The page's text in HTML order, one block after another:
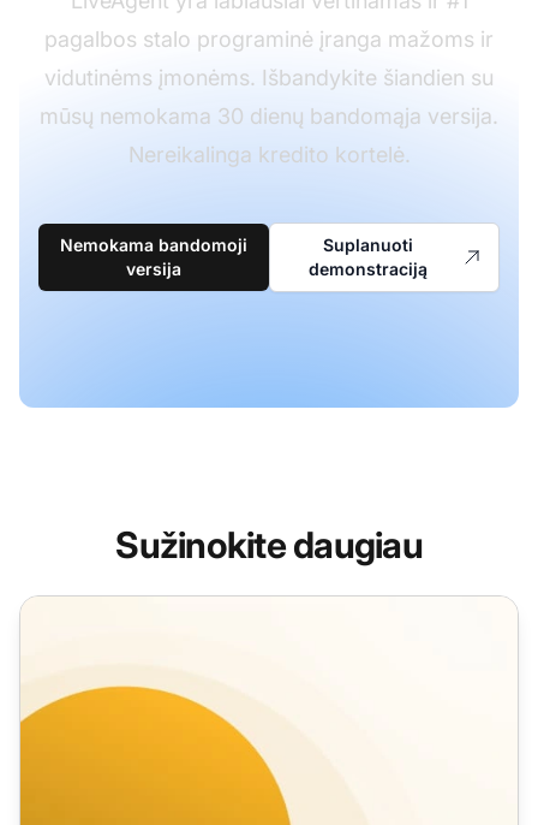
pagalbos stalo programinė įranga mažoms ir
vidutinėms įmonėms. Išbandykite šiandien su
mūsų nemokama 30 dienų bandomąja versija.
Nereikalinga kredito kortelė.
Nemokama bandomoji
versija
Suplanuoti
demonstraciją
Sužinokite daugiau
Pirkimo po el. pašto šablonai